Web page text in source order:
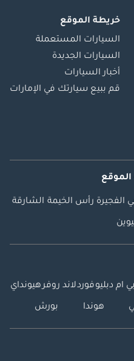
خريطة الموقع
السيارات المستعملة
السيارات الجديدة
أخبار السيارات
قم ببيع سيارتك في الإمارات
الفجيرة رأس الخيمة الشارقة
بي ام دبليوفوردلاند روفرهيونداي
هوندا بورش